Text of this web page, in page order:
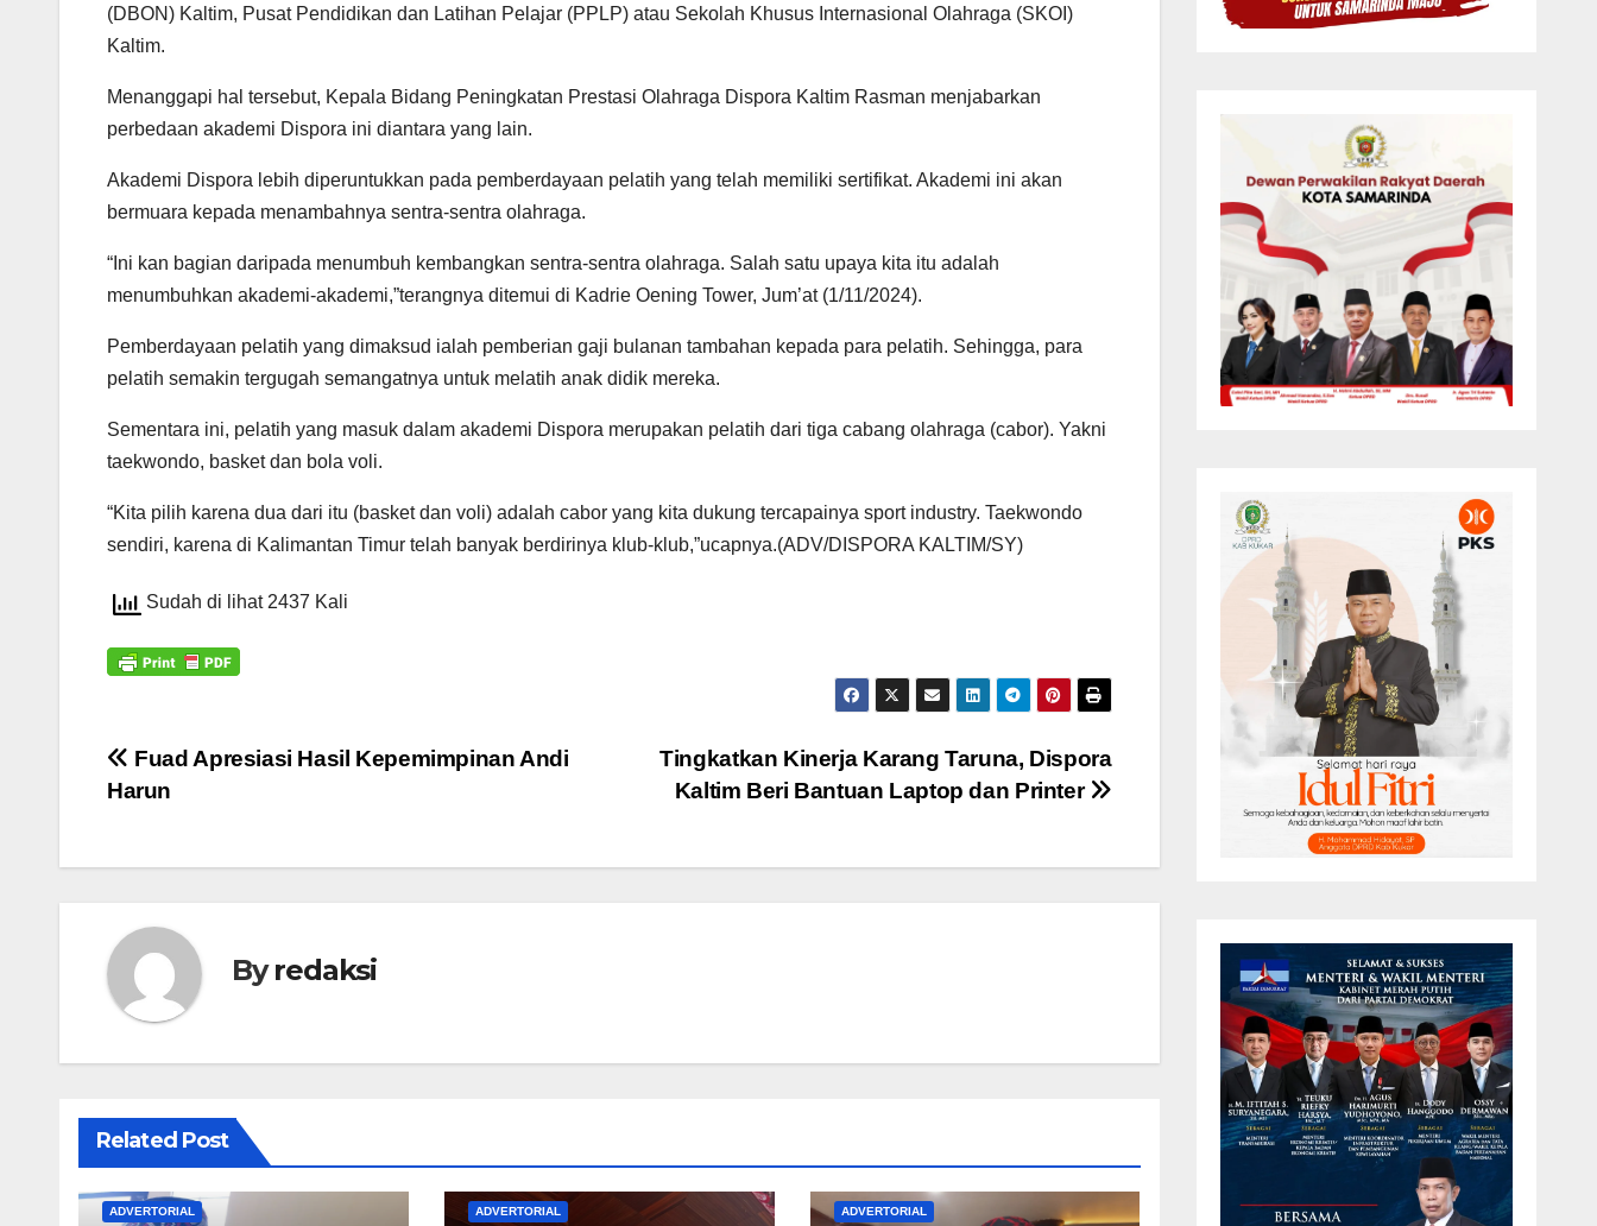
(DBON) Kaltim, Pusat Pendidikan dan Latihan Pelajar (PPLP) atau Sekolah Khusus Internasional Olahraga (SKOI)
Kaltim.
Menanggapi hal tersebut, Kepala Bidang Peningkatan Prestasi Olahraga Dispora Kaltim Rasman menjabarkan
perbedaan akademi Dispora ini diantara yang lain.
Akademi Dispora lebih diperuntukkan pada pemberdayaan pelatih yang telah memiliki sertifikat. Akademi ini akan
bermuara kepada menambahnya sentra-sentra olahraga.
“Ini kan bagian daripada menumbuh kembangkan sentra-sentra olahraga. Salah satu upaya kita itu adalah
menumbuhkan akademi-akademi,”terangnya ditemui di Kadrie Oening Tower, Jum’at (1/11/2024).
Pemberdayaan pelatih yang dimaksud ialah pemberian gaji bulanan tambahan kepada para pelatih. Sehingga, para
pelatih semakin tergugah semangatnya untuk melatih anak didik mereka.
Sementara ini, pelatih yang masuk dalam akademi Dispora merupakan pelatih dari tiga cabang olahraga (cabor). Yakni
taekwondo, basket dan bola voli.
“Kita pilih karena dua dari itu (basket dan voli) adalah cabor yang kita dukung tercapainya sport industry. Taekwondo
sendiri, karena di Kalimantan Timur telah banyak berdirinya klub-klub,”ucapnya.(ADV/DISPORA KALTIM/SY)
Sudah di lihat 2437 Kali
Navigasi
Tingkatkan Kinerja Karang Taruna, Dispora
Kaltim Beri Bantuan Laptop dan Printer
Fuad Apresiasi Hasil Kepemimpinan Andi
Harun
Byredaksi
Related Post
ADVERTORIAL ADVERTORIAL ADVERTORIAL